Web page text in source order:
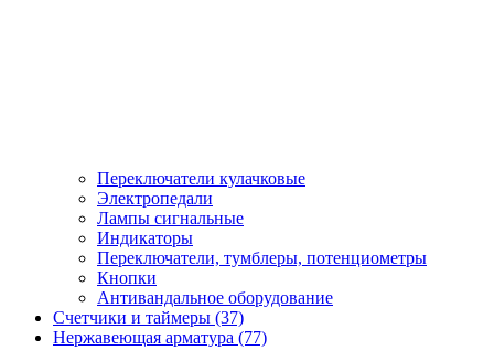
Переключатели кулачковые
Электропедали
Лампы сигнальные
Индикаторы
Переключатели, тумблеры, потенциометры
Кнопки
Антивандальное оборудование
Счетчики и таймеры (37)
Нержавеющая арматура (77)